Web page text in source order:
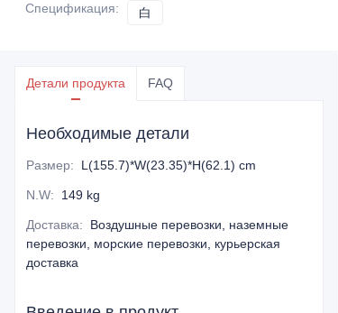
Спецификация: 白
Детали продукта FAQ
Необходимые детали
Размер: L(155.7)*W(23.35)*H(62.1) cm
N.W: 149 kg
Доставка:
Воздушные перевозки, наземные
перевозки, морские перевозки, курьерская
доставка